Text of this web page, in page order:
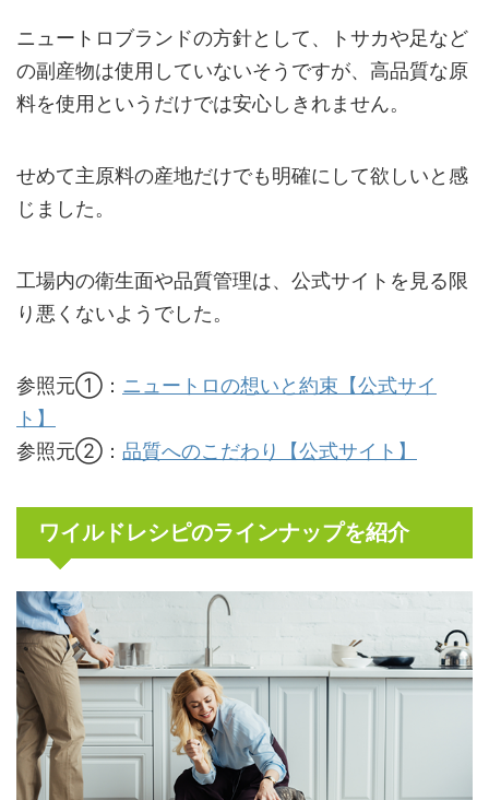
ニュートロブランドの方針として、トサカや足など
の副産物は使用していないそうですが、高品質な原
料を使用というだけでは安心しきれません。
せめて主原料の産地だけでも明確にして欲しいと感
じました。
工場内の衛生面や品質管理は、公式サイトを見る限
り悪くないようでした。
参照元①： ニュートロの想いと約束【公式サイ
ト】
参照元②： 品質へのこだわり【公式サイト】
ワイルドレシピのラインナップを紹介